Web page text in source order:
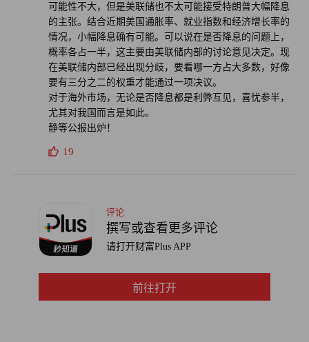
可能性不大，但是美联储也不太可能接受特朗普大幅降息
的主张。结合近期美国通胀率、就业指数和经济增长率的
情况，小幅降息确有可能。可以说在是否降息的问题上，
概率各占一半，这主要由美联储内部的讨论意见决定。现
在美联储内部已经出现分歧，要看哪一方占大多数，好像
要有三分之二的权重才能通过一项决议。
对于海外市场，无论是否降息都是利弊互见，喜忧参半，
尤其对我国而言是如此。
静等公报出炉！
19
评论
撰写或查看更多评论
请打开财富Plus APP
前往打开